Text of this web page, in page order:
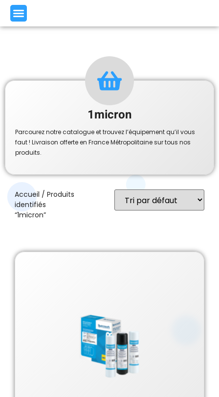
1micron
Parcourez notre catalogue et trouvez l’équipement qu’il vous
faut ! Livraison offerte en France Métropolitaine sur tous nos
produits.
Accueil / Produits
identifiés
“1micron”